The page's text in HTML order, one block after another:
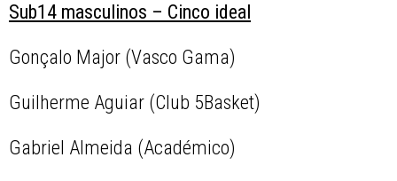
Sub14 masculinos – Cinco ideal
Gonçalo Major (Vasco Gama)
Guilherme Aguiar (Club 5Basket)
Gabriel Almeida (Académico)